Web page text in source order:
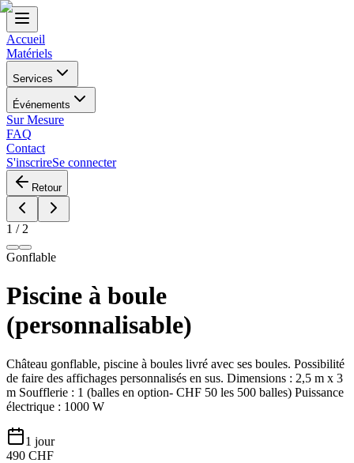
Accueil
Matériels
Services
Événements
Sur Mesure
FAQ
Contact
S'inscrireSe connecter
Retour
1 / 2
Gonflable
Piscine à boule
(personnalisable)
Château gonflable, piscine à boules livré avec ses boules. Possibilité
de faire des affichages personnalisés en sus. Dimensions : 2,5 m x 3
m Soufflerie : 1 (balles en option- CHF 50 les 500 balles) Puissance
électrique : 1000 W
1 jour
490 CHF